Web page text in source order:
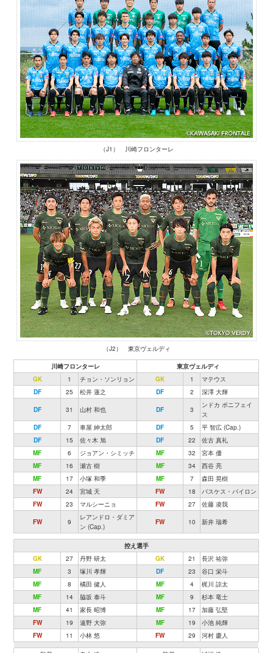
（J1） 川崎フロンターレ
（J2） 東京ヴェルディ
川崎フロンターレ
東京ヴェルディ
GK
1 チョン・ソンリョン GK 1
マテウス
DF
25 松井 蓮之 DF 2 深澤 大輝
DF 31 山村 和也 DF 3
ンドカ ボニフェイ
ス
DF
7 車屋 紳太郎 DF 5
平 智広 (Cap.)
DF
15 佐々木 旭 DF 22
佐古 真礼
MF
6 ジョアン・シミッチ MF 32
宮本 優
MF
16 瀬古 樹 MF 34
西谷 亮
MF
17 小塚 和季 MF 7
森田 晃樹
FW
24 宮城 天 FW 18
バスケス・バイロン
FW
23 マルシーニョ FW 27 佐藤 凌我
FW 9
レアンドロ・ダミア
ン (Cap.)
FW 10 新井 瑞希
控え選手
GK
27 丹野 研太 GK 21
長沢 祐弥
MF
3 塚川 孝輝 DF 23
谷口 栄斗
MF
8 橘田 健人 MF 4
梶川 諒太
MF
14 脇坂 泰斗 MF 9
杉本 竜士
MF
41 家長 昭博 MF 17
加藤 弘堅
FW
19 遠野 大弥 MF 19
小池 純輝
FW
11 小林 悠 FW 29 河村 慶人